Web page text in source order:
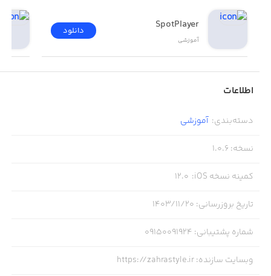
SpotPlayer
آموزشی
دانلود
اطلاعات
دسته‌بندی: آموزشی
نسخه:
1.0.6
کمینه نسخه iOS :
12.0
تاریخ بروزرسانی: ۱۴۰۳/۱۱/۲۰
شماره پشتیبانی: ۰۹۱۵۰۰۹۱۹۲۴
وبسایت سازنده:
https://zahrastyle.ir